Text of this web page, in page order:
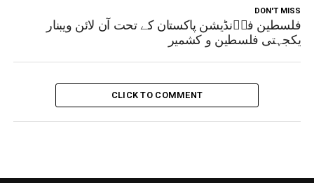
DON'T MISS
فلسطین فاؑنڈیشن پاکستان کے تحت آن لائن ویبنار
یکجہتی فلسطین و کشمیر
CLICK TO COMMENT